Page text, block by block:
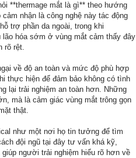
**thermage mắt là gì** theo hướng
nhận là công nghệ này tác động
trợ phần da ngoài, trong khi
hóa sớm ở vùng mắt cảm thấy đây
rõ rệt.
về độ an toàn và mức độ phù hợp
thực hiện để đảm bảo không có tình
lại trải nghiệm an toàn hơn. Những
mà là cảm giác vùng mắt trông gọn
thật.
như một nơi họ tin tưởng để tìm
đội ngũ tại đây tư vấn khá kỹ,
người trải nghiệm hiểu rõ hơn về